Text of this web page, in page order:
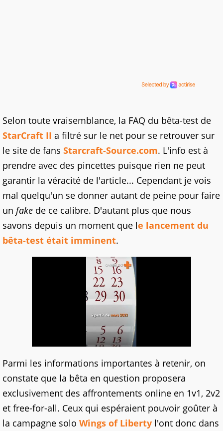
Selon toute vraisemblance, la FAQ du bêta-test de
StarCraft II a filtré sur le net pour se retrouver sur
le site de fans Starcraft-Source.com. L'info est à
prendre avec des pincettes puisque rien ne peut
garantir la véracité de l'article... Cependant je vois
mal quelqu'un se donner autant de peine pour faire
un fake de ce calibre. D'autant plus que nous
savons depuis un moment que le lancement du
bêta-test était imminent.
Parmi les informations importantes à retenir, on
constate que la bêta en question proposera
exclusivement des affrontements online en 1v1, 2v2
et free-for-all. Ceux qui espéraient pouvoir goûter à
la campagne solo Wings of Liberty l'ont donc dans